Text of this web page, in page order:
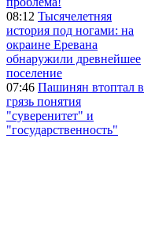
08:12 Тысячелетняя
история под ногами: на
окраине Еревана
обнаружили древнейшее
поселение
07:46 Пашинян втоптал в
грязь понятия
"суверенитет" и
"государственность"